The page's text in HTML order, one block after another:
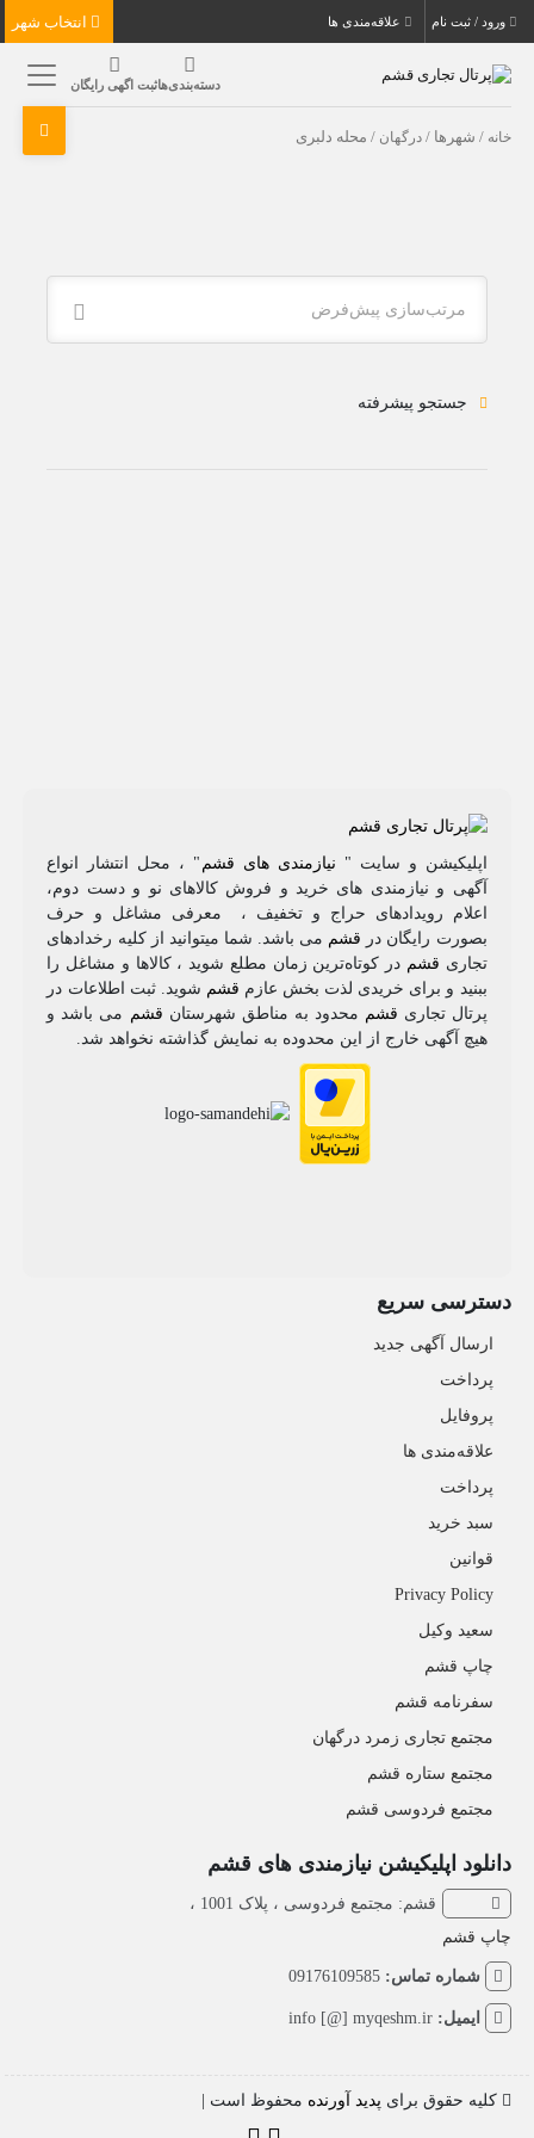
ورود / ثبت نام علاقه‌مندی ها
دسته‌بندی‌هاثبت اگهی رایگان
خانه / شهرها /درگهان / محله دلبری
مرتب‌سازی پیش‌فرض
جستجو پیشرفته
اپلیکیشن و سایت " نیازمندی های قشم " ، محل انتشار انواع
آگهی و نیازمندی های خرید و فروش کالاهای نو و دست‌ دوم،
اعلام رویدادهای حراج و تخفیف ، معرفی مشاغل و حرف
بصورت رایگان در قشم می باشد. شما میتوانید از کلیه رخدادهای
تجاری قشم در کوتاه‌ترین زمان مطلع شوید ، کالاها و مشاغل را
ببنید و برای خریدی لذت بخش عازم قشم شوید. ثبت اطلاعات در
پرتال تجاری قشم محدود به مناطق شهرستان قشم می باشد و
هیچ آگهی خارج از این محدوده به نمایش گذاشته نخواهد شد.
دسترسی سریع
ارسال آگهی جدید
پرداخت
پروفایل
علاقه‌مندی ها
پرداخت
سبد خرید
قوانین
Privacy Policy
سعید وکیل
چاپ قشم
سفرنامه قشم
مجتمع تجاری زمرد درگهان
مجتمع ستاره قشم
مجتمع فردوسی قشم
دانلود اپلیکیشن نیازمندی های قشم
قشم: مجتمع فردوسی ، پلاک 1001 ،
چاپ قشم
شماره تماس:09176109585
ایمیل:info [@] myqeshm.ir
کلیه حقوق برای پدید آورنده محفوظ است |